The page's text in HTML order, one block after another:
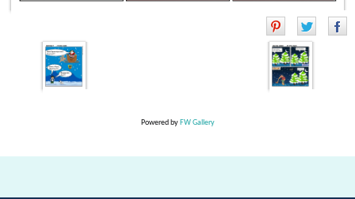
Powered by FW Gallery